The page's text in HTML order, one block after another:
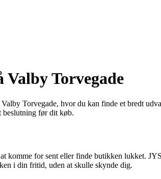
Torvegade
Torvegade, hvor du kan finde et bredt
før dit køb.
komme for sent eller finde butikken lukket.
i din fritid, uden at skulle skynde dig.